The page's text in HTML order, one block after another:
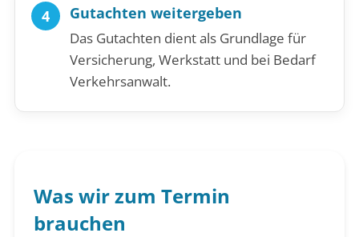
Gutachten weitergeben
Das Gutachten dient als Grundlage für
Versicherung, Werkstatt und bei Bedarf
Verkehrsanwalt.
Was wir zum Termin
brauchen